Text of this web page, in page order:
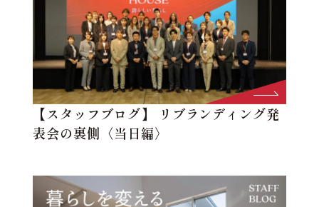
【スタッフブログ】 リブランディング発
表会の裏側〈当日編〉